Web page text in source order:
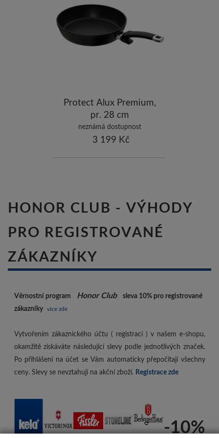
Protect Alux Premium,
pr. 28 cm
neznámá dostupnost
3 199 Kč
HONOR CLUB - VÝHODY
PRO REGISTROVANÉ
ZÁKAZNÍKY
Věrnostní program Honor Club sleva 10% pro registrované
zákazníky více zde
Vytvořením zákaznického účtu ( registrací ) v našem e-shopu,
okamžitě získáváte následující slevy podle jednotlivých značek.
Po přihlášení na účet se Vám automaticky přepočítají všechny
ceny. Slevy se nevztahují na akční zboží. Registrace zde
-10%